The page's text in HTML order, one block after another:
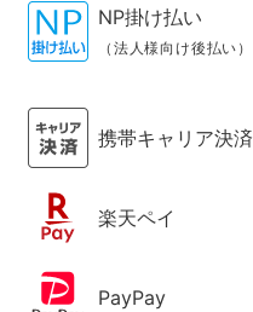
NP掛け払い
（法人様向け後払い）
携帯キャリア決済
楽天ペイ
PayPay